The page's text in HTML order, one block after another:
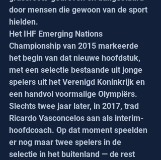
door mensen die gewoon van de sport
hielden.
Het IHF Emerging Nations
Championship van 2015 markeerde
het begin van dat nieuwe hoofdstuk,
met een selectie bestaande uit jonge
spelers uit het Verenigd Koninkrijk en
een handvol voormalige Olympiërs.
Slechts twee jaar later, in 2017, trad
Ricardo Vasconcelos aan als interim-
hoofdcoach. Op dat moment speelden
er nog maar twee spelers in de
selectie in het buitenland — de rest